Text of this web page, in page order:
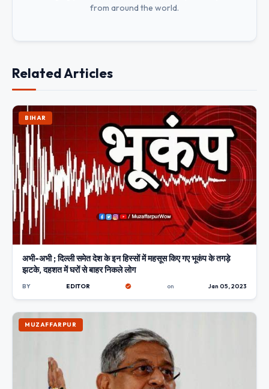
from around the world.
Related Articles
BIHAR
अभी-अभी ; दिल्ली समेत देश के इन हिस्सों में महसूस किए गए भूकंप के तगड़े
झटके, दहशत में घरों से बाहर निकले लोग
BY EDITOR on Jan 05, 2023
MUZAFFARPUR